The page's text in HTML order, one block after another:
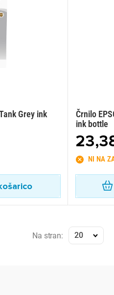
Grey ink
Črnilo
ink bottle
NI NA
Na stran: 20